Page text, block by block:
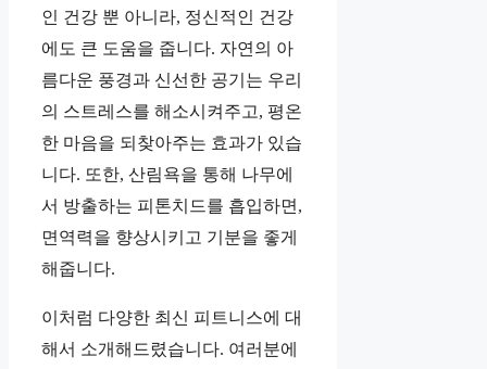
인 건강 뿐 아니라, 정신적인 건강
에도 큰 도움을 줍니다. 자연의 아
름다운 풍경과 신선한 공기는 우리
의 스트레스를 해소시켜주고, 평온
한 마음을 되찾아주는 효과가 있습
니다. 또한, 산림욕을 통해 나무에
서 방출하는 피톤치드를 흡입하면,
면역력을 향상시키고 기분을 좋게
해줍니다.
이처럼 다양한 최신 피트니스에 대
해서 소개해드렸습니다. 여러분에